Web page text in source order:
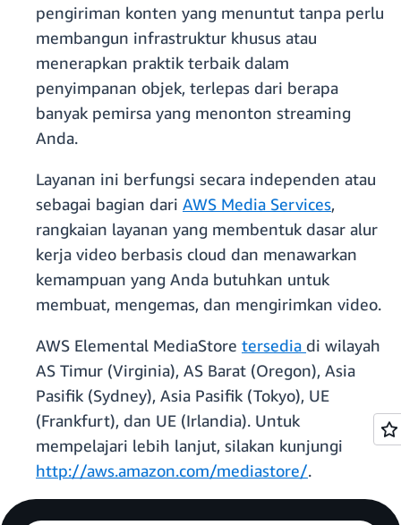
pengiriman konten yang menuntut tanpa perlu
membangun infrastruktur khusus atau
menerapkan praktik terbaik dalam
penyimpanan objek, terlepas dari berapa
banyak pemirsa yang menonton streaming
Anda.
Layanan ini berfungsi secara independen atau
sebagai bagian dari AWS Media Services,
rangkaian layanan yang membentuk dasar alur
kerja video berbasis cloud dan menawarkan
kemampuan yang Anda butuhkan untuk
membuat, mengemas, dan mengirimkan video.
AWS Elemental MediaStore tersedia di wilayah
AS Timur (Virginia), AS Barat (Oregon), Asia
Pasifik (Sydney), Asia Pasifik (Tokyo), UE
(Frankfurt), dan UE (Irlandia). Untuk
mempelajari lebih lanjut, silakan kunjungi
http://aws.amazon.com/mediastore/.